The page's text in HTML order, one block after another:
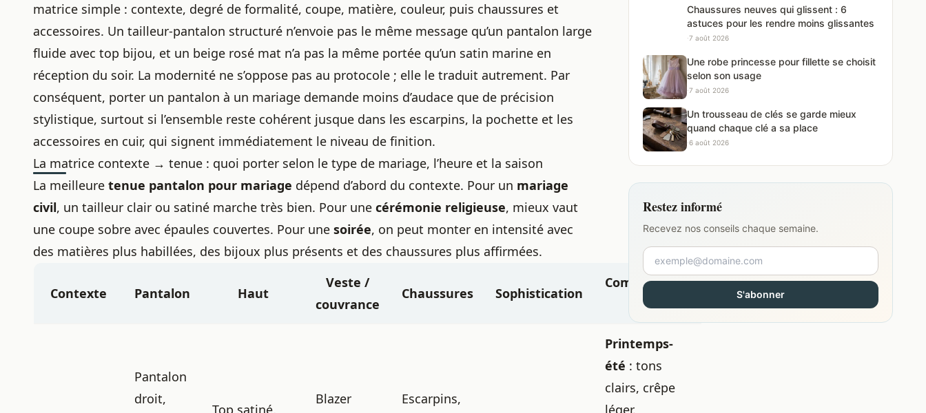
matrice simple : contexte, degré de formalité, coupe, matière, couleur, puis chaussures et
accessoires. Un tailleur-pantalon structuré n’envoie pas le même message qu’un pantalon large
fluide avec top bijou, et un beige rosé mat n’a pas la même portée qu’un satin marine en
réception du soir. La modernité ne s’oppose pas au protocole ; elle le traduit autrement. Par
conséquent, porter un pantalon à un mariage demande moins d’audace que de précision
stylistique, surtout si l’ensemble reste cohérent jusque dans les escarpins, la pochette et les
accessoires en cuir, qui signent immédiatement le niveau de finition.
La matrice contexte → tenue : quoi porter selon le type de mariage, l’heure et la saison
La meilleure tenue pantalon pour mariage dépend d’abord du contexte. Pour un mariage
civil, un tailleur clair ou satiné marche très bien. Pour une cérémonie religieuse, mieux vaut
une coupe sobre avec épaules couvertes. Pour une soirée, on peut monter en intensité avec
des matières plus habillées, des bijoux plus présents et des chaussures plus affirmées.
Contexte Pantalon Haut
Veste /
couvrance
Chaussures Sophistication
Commentaire
saison
Pantalon
droit,
Blazer
Escarpins,
Printemps-
été : tons
clairs, crêpe
Chaussures neuves qui glissent : 6
astuces pour les rendre moins glissantes
·7 août 2026
Une robe princesse pour fillette se choisit
selon son usage
·7 août 2026
Un trousseau de clés se garde mieux
quand chaque clé a sa place
·6 août 2026
Restez informé
Recevez nos conseils chaque semaine.
S'abonner